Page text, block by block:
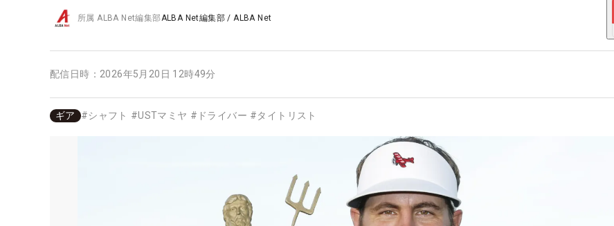
所属ALBA Net編集部ALBA Net編集部 /ALBA Net
配信日時： 2026年5月20日 12時49分
ギア #シャフト #USTマミヤ # ドライバー #タイトリスト